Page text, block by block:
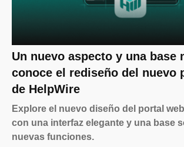
Un nuevo aspecto y una base
conoce el rediseño del nuevo
de HelpWire
Explore el nuevo diseño del portal
con una interfaz elegante y una base
nuevas funciones.